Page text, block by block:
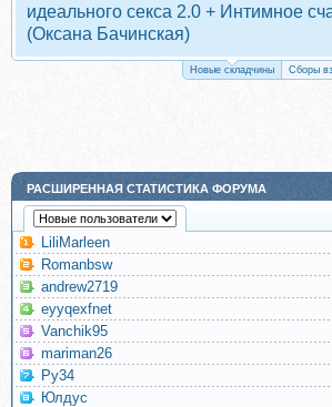
идеального секса 2.0 + Интимное
(Оксана Бачинская)
Новые складчины Сборы
РАСШИРЕННАЯ СТАТИСТИКА ФОРУМА
LiliMarleen
Romanbsw
andrew2719
eyyqexfnet
Vanchik95
mariman26
Ру34
Юлдус